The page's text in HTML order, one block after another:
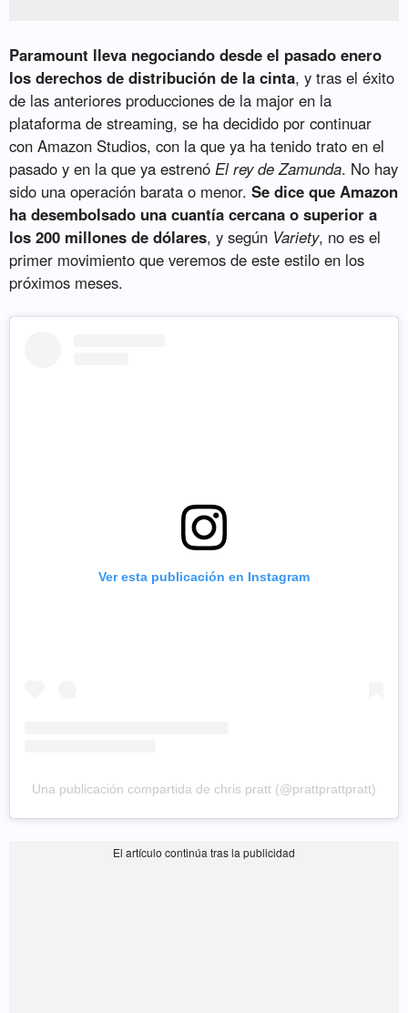
Paramount lleva negociando desde el pasado enero
los derechos de distribución de la cinta, y tras el éxito
de las anteriores producciones de la major en la
plataforma de streaming, se ha decidido por continuar
con Amazon Studios, con la que ya ha tenido trato en el
pasado y en la que ya estrenóEl rey de Zamunda. No hay
sido una operación barata o menor.Se dice que Amazon
ha desembolsado una cuantía cercana o superior a
los 200 millones de dólares, y según Variety, no es el
primer movimiento que veremos de este estilo en los
próximos meses.
Ver esta publicación en Instagram
Una publicación compartida de chris pratt (@prattprattpratt)